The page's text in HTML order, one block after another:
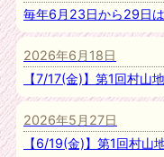
毎年6月23日から29日
2026年6月18日
【7/17(金)】第1回村山
2026年5月27日
【6/19(金)】第1回村山